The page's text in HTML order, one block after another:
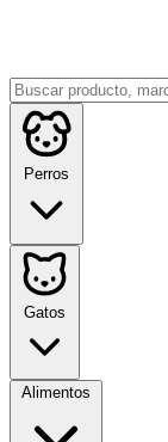
Perros
Gatos
Alimentos